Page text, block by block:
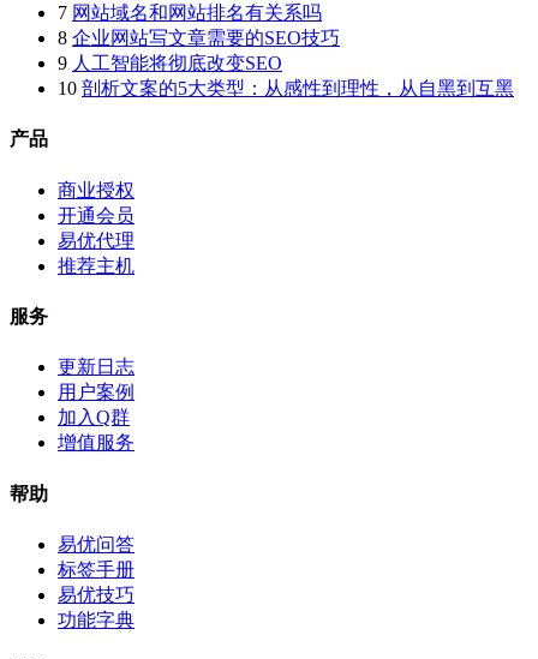
7 网站域名和网站排名有关系吗
8 企业网站写文章需要的SEO技巧
9 人工智能将彻底改变SEO
10 剖析文案的5大类型：从感性到理性，从自黑到互黑
产品
商业授权
开通会员
易优代理
推荐主机
服务
更新日志
用户案例
加入Q群
增值服务
帮助
易优问答
标签手册
易优技巧
功能字典